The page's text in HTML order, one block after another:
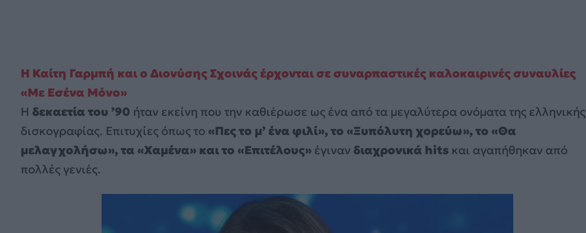
Η Καίτη Γαρμπή και ο Διονύσης Σχοινάς έρχονται σε συναρπαστικές καλοκαιρινές συναυλίες
«Με Εσένα Μόνο»
Η δεκαετία του ’90 ήταν εκείνη που την καθιέρωσε ως ένα από τα μεγαλύτερα ονόματα της ελληνικής
δισκογραφίας. Επιτυχίες όπως το«Πες το μ’ ένα φιλί», το «Ξυπόλυτη χορεύω», το «Θα
μελαγχολήσω», τα «Χαμένα» και το «Επιτέλους» έγινανδιαχρονικά hits και αγαπήθηκαν από
πολλές γενιές.